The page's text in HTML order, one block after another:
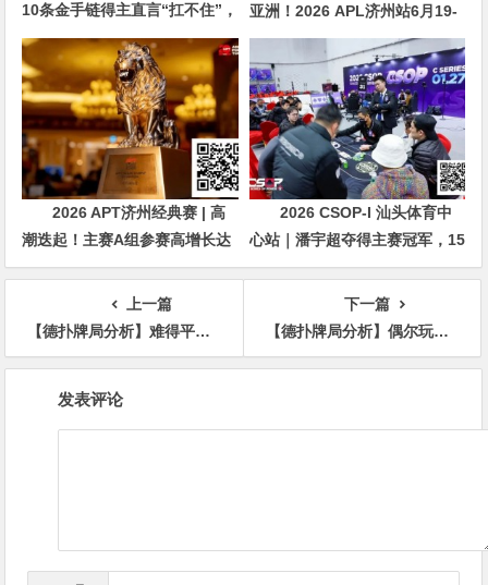
10条金手链得主直言“扛不住”，
主动砍掉四分之三比赛
亚洲！2026 APL济州站6月19-
28日盛大登场！
2026 APT济州经典赛 | 高
潮迭起！主赛A组参赛高增长达
676人次！中国选手 Tony Lin
逆袭夺超级豪客赛冠军！
2026 CSOP-I 汕头体育中
心站｜潘宇超夺得主赛冠军，15
年扑克路，圆梦CSOP！
上一篇
【德扑牌局分析】难得平衡一下
下一篇
【德扑牌局分析】偶尔玩玩垃圾牌
发表评论